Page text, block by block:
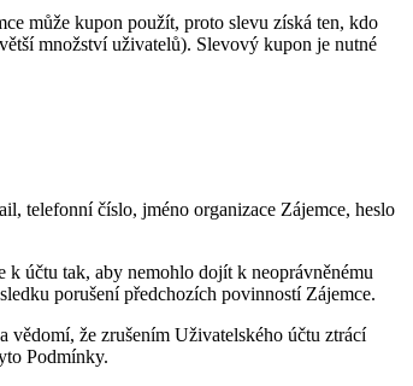
může kupon použít, proto slevu získá ten, kdo
množství uživatelů). Slevový kupon je nutné
telefonní číslo, jméno organizace Zájemce, heslo
k účtu tak, aby nemohlo dojít k neoprávněnému
porušení předchozích povinností Zájemce.
vědomí, že zrušením Uživatelského účtu ztrácí
Podmínky.